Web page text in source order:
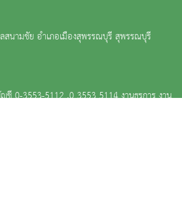
นามชัย อำเภอเมืองสุพรรณบุรี สุพรรณบุรี
ชี 0-3553-5112 ,0 3553 5114 งานธุรการ งาน